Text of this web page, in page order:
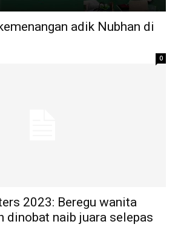
adik Nubhan di
0
2023: Beregu wanita
dinobat naib juara selepas